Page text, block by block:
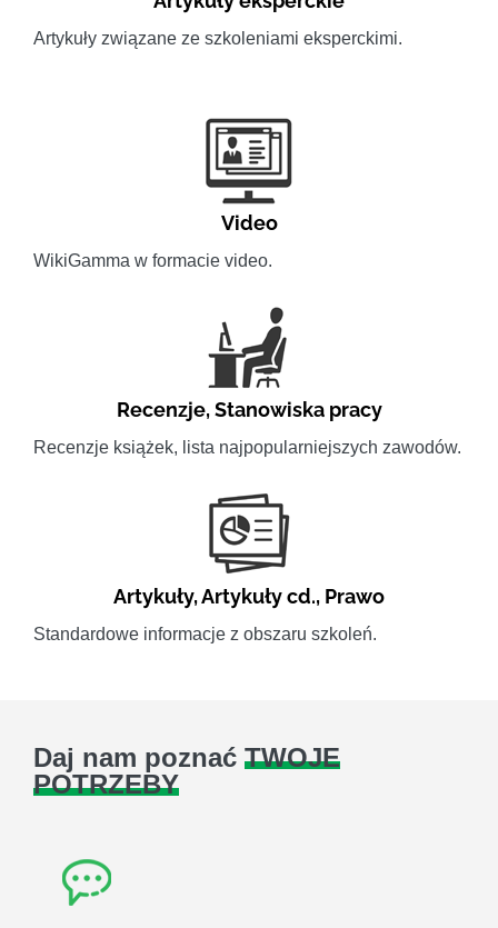
Artykuły związane ze szkoleniami eksperckimi.
Video
WikiGamma w formacie video.
Recenzje,Stanowiska pracy
Recenzje książek, lista najpopularniejszych zawodów.
Artykuły,Artykuły cd., Prawo
Standardowe informacje z obszaru szkoleń.
Daj nam poznać TWOJE
POTRZEBY